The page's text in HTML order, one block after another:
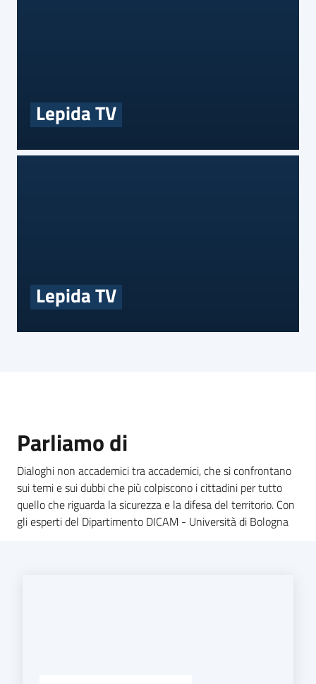
Lepida TV
Lepida TV
Parliamo di
Dialoghi non accademici tra accademici, che si confrontano
sui temi e sui dubbi che più colpiscono i cittadini per tutto
quello che riguarda la sicurezza e la difesa del territorio. Con
gli esperti del Dipartimento DICAM - Università di Bologna